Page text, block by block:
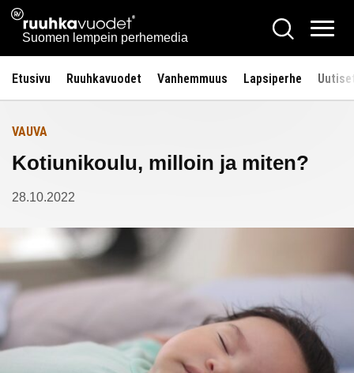
Siirry
sisältöön
Ruuhkavuodet.fi
Suomen lempein perhemedia
Hae
Etusivu Ruuhkavuodet Vanhemmuus Lapsiperhe
Etusivulle
VAUVA
Kotiunikoulu, milloin ja miten?
28.10.2022